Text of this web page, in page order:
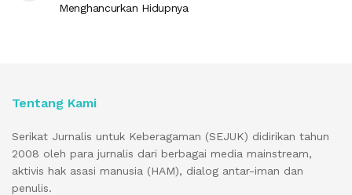
Menghancurkan Hidupnya
Tentang Kami
Serikat Jurnalis untuk Keberagaman (SEJUK) didirikan tahun
2008 oleh para jurnalis dari berbagai media mainstream,
aktivis hak asasi manusia (HAM), dialog antar-iman dan
penulis.